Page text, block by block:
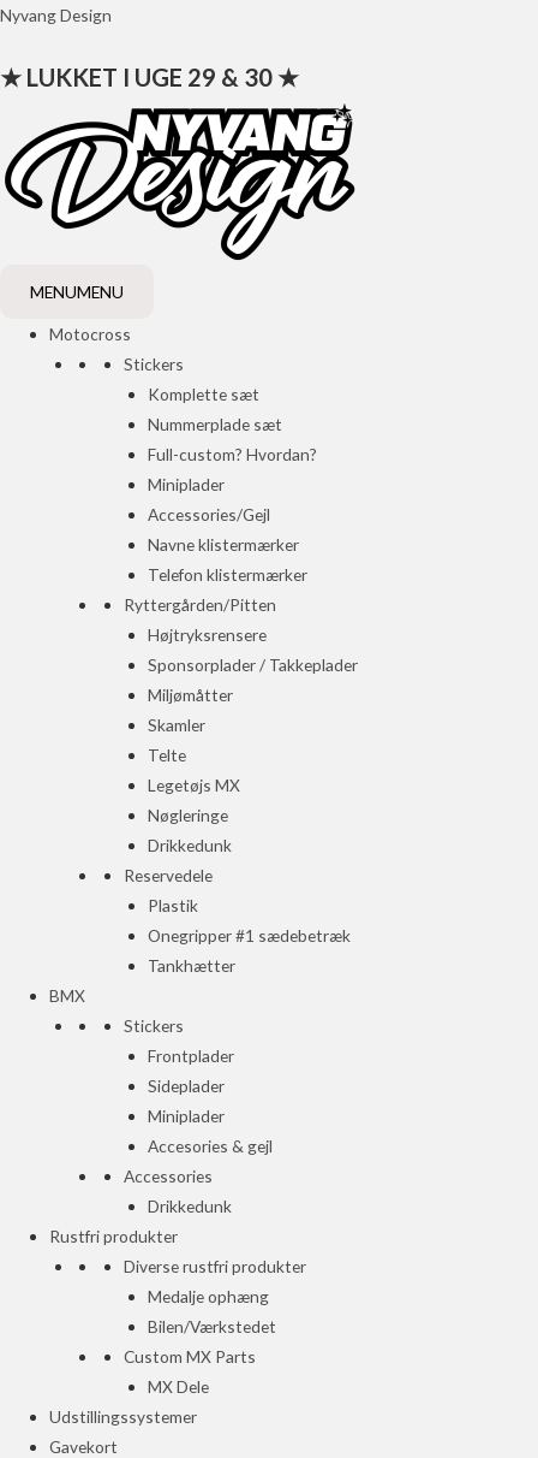
Gå
indholdet
Nyvang Design
★ LUKKET I UGE 29 & 30 ★
MENUMENU
Motocross
Stickers
Komplette sæt
Nummerplade sæt
Full-custom? Hvordan?
Miniplader
Accessories/Gejl
Navne klistermærker
Telefon klistermærker
Ryttergården/Pitten
Højtryksrensere
Sponsorplader / Takkeplader
Miljømåtter
Skamler
Telte
Legetøjs MX
Nøgleringe
Drikkedunk
Reservedele
Plastik
Onegripper #1 sædebetræk
Tankhætter
BMX
Stickers
Frontplader
Sideplader
Miniplader
Accesories & gejl
Accessories
Drikkedunk
Rustfri produkter
Diverse rustfri produkter
Medalje ophæng
Bilen/Værkstedet
Custom MX Parts
MX Dele
Udstillingssystemer
Gavekort